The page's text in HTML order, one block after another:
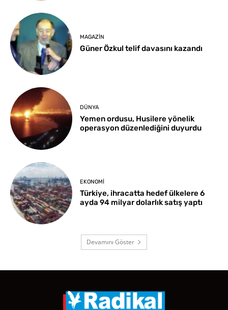
MAGAZIN
Güner Özkul telif davasını kazandı
DÜNYA
Yemen ordusu, Husilere yönelik
operasyon düzenlediğini duyurdu
EKONOMI
Türkiye, ihracatta hedef ülkelere 6
ayda 94 milyar dolarlık satış yaptı
Devamını Göster